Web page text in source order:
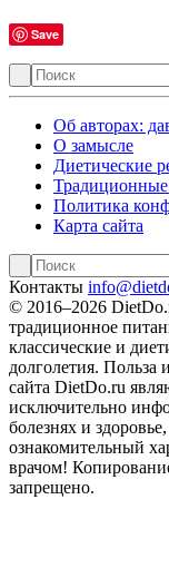
Save
Об авторах:
О замысле
Диетические
Политика
Карта сайта
Контакты
© 2016–2026
традиционное
классические и
долголетия.
сайта DietDo.ru
исключительно
болезнях и
ознакомительный
врачом!
запрещено.